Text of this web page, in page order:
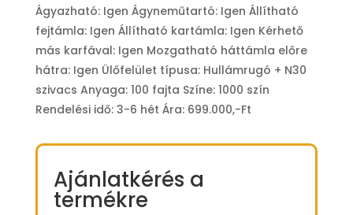
Ágyazható: Igen Ágyneműtartó: Igen Állítható
fejtámla: Igen Állítható kartámla: Igen Kérhető
más karfával: Igen Mozgatható háttámla előre
hátra: Igen Ülőfelület típusa: Hullámrugó + N30
szivacs Anyaga: 100 fajta Színe: 1000 szín
Rendelési idő: 3-6 hét Ára: 699.000,-Ft
Ajánlatkérés a
termékre